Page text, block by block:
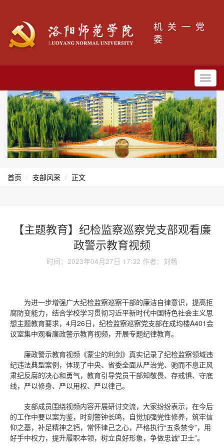
机关一党
委
首页 支部风采 正文
【主题教育】纪检监察巡察党支部观看廉
政警示教育视频
时间：2023年04月27日 17:32 作者：刘畅
为进一步增强广大纪检监察巡察干部的廉洁自律意识，提高拒
腐防变能力，结合学校学习贯彻习近平新时代中国特色社会主义思
想主题教育要求，4月26日，纪检监察巡察党支部在成均楼A401会
议室集中观看廉政警示教育视频，开展专题纪律教育。
廉政警示教育视频《蒙尘的利剑》真实记录了纪检监察领域违
纪违法典型案例，体现了中央、省委全面从严治党、驰而不息正风
肃纪反腐的决心和勇气，教育引导党员干部知敬畏、存戒惧、守底
线，严以修身、 严以用权、 严以律己。
支部成员围绕视频内容开展研讨交流，大家纷纷表示，在今后
的工作中要以案为鉴，时刻警钟长鸣，自觉加强党性修养，筑牢信
仰之基，补足精神之钙，常怀律己之心，严格执行“五条禁令”，用
好手中权力，提升履职本领，树立良好形象，争做忠诚“卫士”。